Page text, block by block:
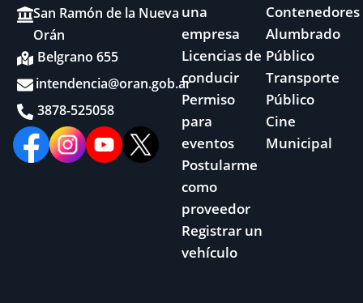
San Ramón de la Nueva
Orán
Belgrano 655
intendencia@oran.gob.ar
3878-525058
una
empresa
Licencias de
conducir
Permiso
para
eventos
Postularme
como
proveedor
Registrar un
vehículo
Contenedores
Alumbrado
Público
Transporte
Público
Cine
Municipal